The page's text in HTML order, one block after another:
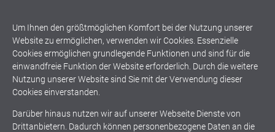
weiteren Kreis an Interessierten zugänglich machen.
Mitmachen kann hier jeder! Infos. >> zu den Initiativen
auf energie.geladen
Um Ihnen den größtmöglichen Komfort bei der Nutzung unserer
Website zu ermöglichen, verwenden wir Cookies. Essenzielle
Cookies ermöglichen grundlegende Funktionen und sind für die
einwandfreie Funktion der Website erforderlich. Durch die weitere
Nutzung unserer Website sind Sie mit der Verwendung dieser
Cookies einverstanden.
Darüber hinaus nutzen wir auf unserer Webseite Dienste von
Drittanbietern. Dadurch können personenbezogene Daten an die